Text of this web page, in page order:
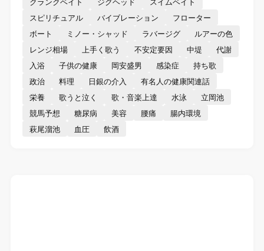
スピリチュアル
バイブレーション
フローター
ボート
ミノー・シャッド ラバージグ
ルアーの色
レンジ相場
上手く歌う 不安定要因 中堤
代謝
入浴
子供の健康 岡安盛男 感染症
持ち歌
政治
料理 日銀の介入
有名人の健康関連話
栄養
歌うと泣く 歌・音楽上達 水泳
立岡池
競馬予想
糖尿病 美容 腰痛
腸内環境
萩尾溜池
血圧 飲酒